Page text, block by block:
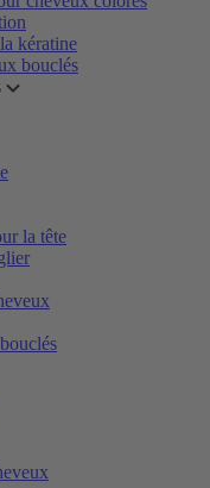
kératine
bouclés
la tête